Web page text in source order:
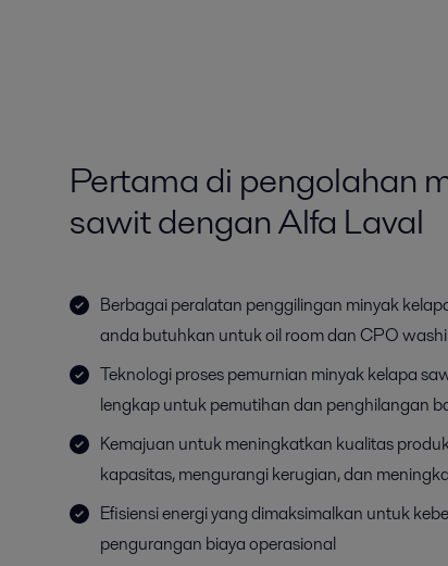
Pertama di pengolahan
sawit dengan Alfa Laval
Berbagai peralatan penggilingan minyak
anda butuhkan untuk oil room dan CPO
Teknologi proses pemurnian minyak kelapa
lengkap untuk pemutihan dan penghilangan
Kemajuan untuk meningkatkan kualitas
kapasitas, mengurangi kerugian, dan
Efisiensi energi yang dimaksimalkan untuk
pengurangan biaya operasional